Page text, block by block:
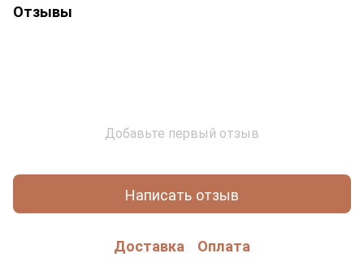
Отзывы
Добавьте первый отзыв
Написать отзыв
Доставка Оплата